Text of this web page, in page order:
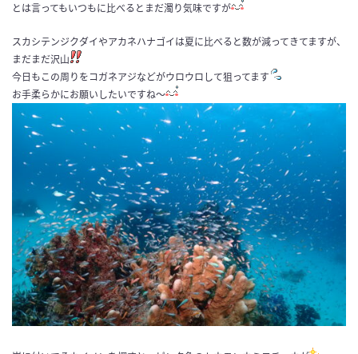
とは言ってもいつもに比べるとまだ濁り気味ですが
スカシテンジクダイやアカネハナゴイは夏に比べると数が減ってきてますが、
まだまだ沢山
今日もこの周りをコガネアジなどがウロウロして狙ってます
お手柔らかにお願いしたいですね〜